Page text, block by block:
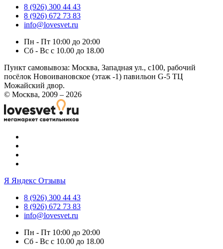
8 (926) 300 44 43
8 (926) 672 73 83
info@lovesvet.ru
Пн - Пт 10:00 до 20:00
Сб - Вс с 10.00 до 18.00
Пункт самовывоза: Москва, Западная ул., с100, рабочий
посёлок Новоивановское (этаж -1) павильон G-5 ТЦ
Можайский двор.
© Москва, 2009 – 2026
Я Яндекс Отзывы
8 (926) 300 44 43
8 (926) 672 73 83
info@lovesvet.ru
Пн - Пт 10:00 до 20:00
Сб - Вс с 10.00 до 18.00